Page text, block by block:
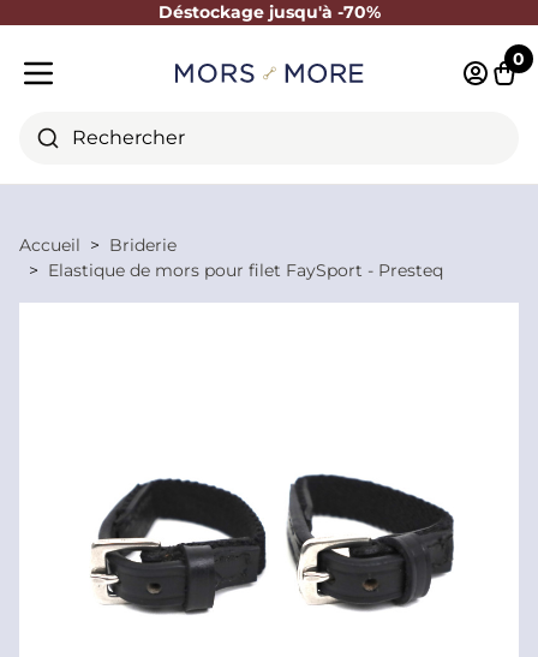
Déstockage jusqu'à -70%
Fermer
Rechercher
0
Accueil
Briderie
Elastique de mors pour filet FaySport - Presteq